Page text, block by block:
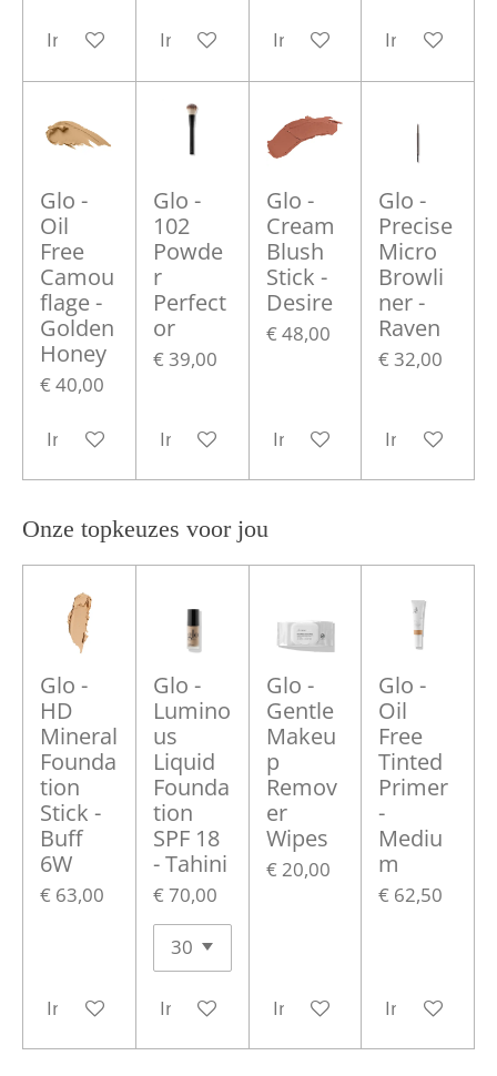
In winkelwagenIn winkelwagenIn winkelwagenIn
Glo -
Oil
Free
Camou
flage -
Golden
Honey
€ 40,00
In winkelwagen
Glo -
102
Powde
r
Perfect
or
€ 39,00
In winkelwagen
Glo -
Cream
Blush
Stick -
Desire
€ 48,00
In winkelwagen
Glo -
Precise
Micro
Browli
ner -
Raven
€ 32,00
In
Onze topkeuzes voor jou
Glo -
HD
Mineral
Founda
tion
Stick -
Buff
6W
€ 63,00
In winkelwagen
Glo -
Lumino
us
Liquid
Founda
tion
SPF 18
- Tahini
€ 70,00
In winkelwagen
Glo -
Gentle
Makeu
p
Remov
er
Wipes
€ 20,00
In winkelwagen
Glo -
Oil
Free
Tinted
Primer
-
Mediu
m
€ 62,50
In